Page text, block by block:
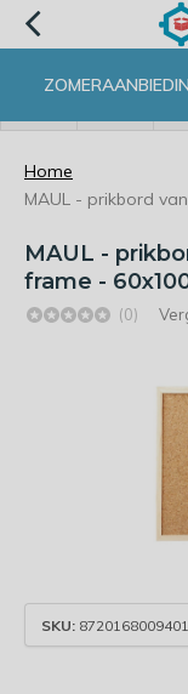
Home
MAUL - prikbord
MAUL -
frame -
(0)
SKU: 8720168009401